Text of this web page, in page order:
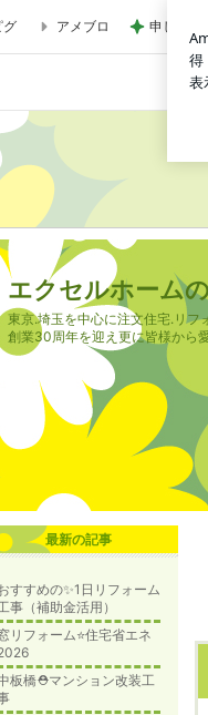
ります！ | エクセルホー
グ アメブロ 申し訳な
エクセルホーム
東京.埼玉を中心に注文住宅.リフ
創業30周年を迎え更に皆様から
最新の記事
すすめの✨1日リフォーム
事（補助金活用）
リフォーム⭐️住宅省エネ
板橋⛑️マンション改装工